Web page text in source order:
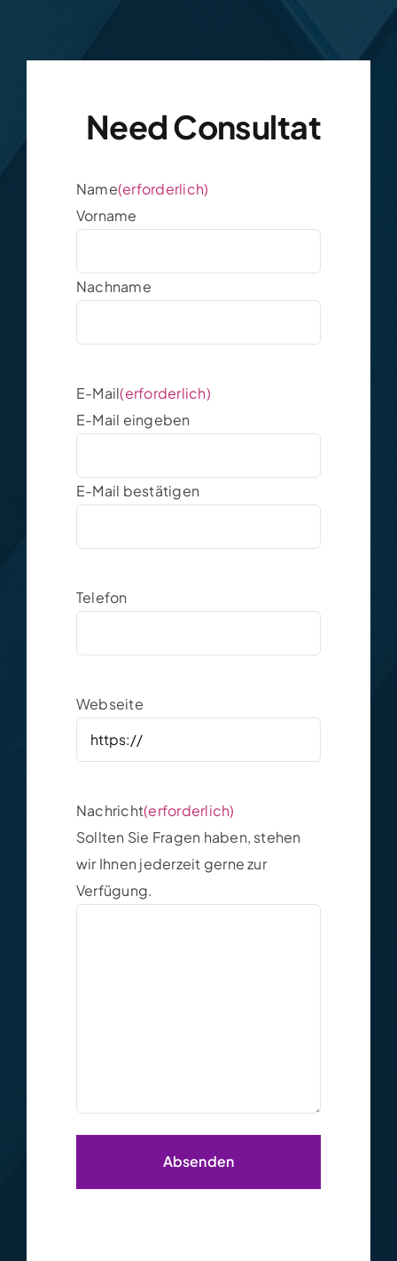
Name(erforderlich)
Vorname
Nachname
E-Mail(erforderlich)
E-Mail eingeben
E-Mail bestätigen
Telefon
Webseite
Nachricht(erforderlich)
Sollten Sie Fragen haben, stehen
wir Ihnen jederzeit gerne zur
Verfügung.